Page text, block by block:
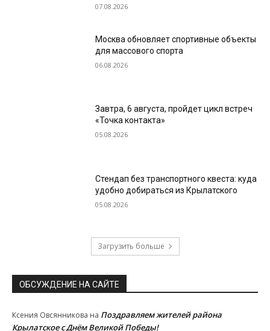
07.08.2026
Москва обновляет спортивные объекты
для массового спорта
06.08.2026
Завтра, 6 августа, пройдет цикл встреч
«Точка контакта»
05.08.2026
Стендап без транспортного квеста: куда
удобно добираться из Крылатского
05.08.2026
Загрузить больше
ОБСУЖДЕНИЕ НА САЙТЕ
Ксения Овсянникова на Поздравляем жителей района
Крылатское с Днём Великой Победы!